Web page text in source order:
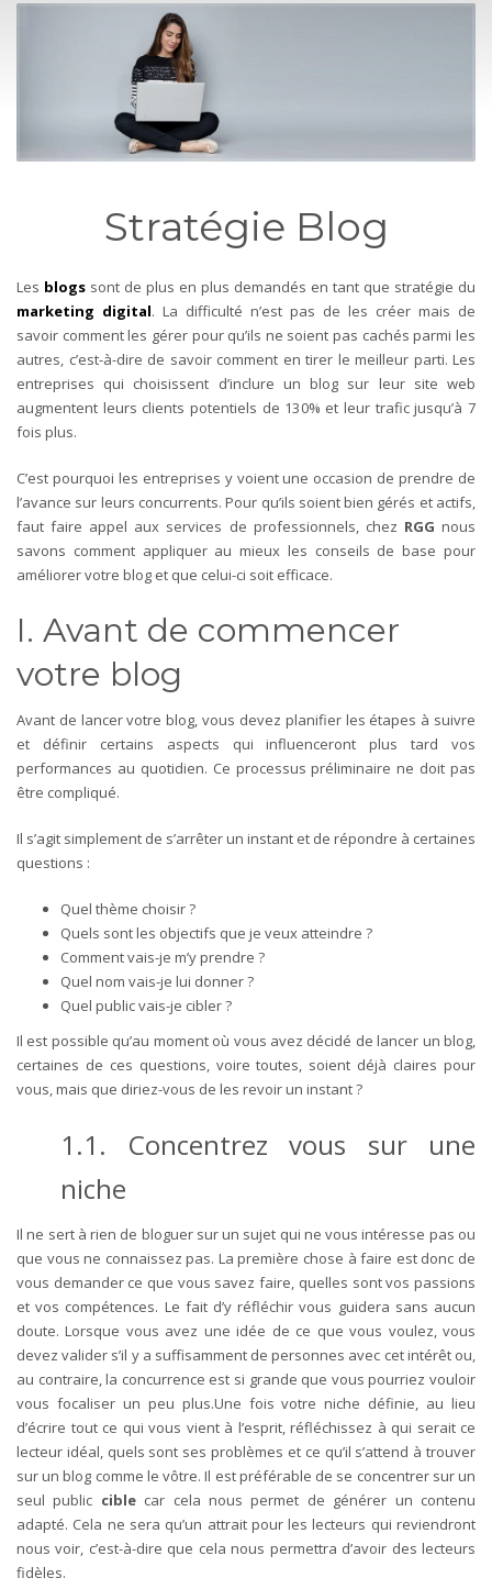
Stratégie Blog
Les blogs sont de plus en plus demandés en tant que stratégie du
marketing digital. La difficulté n’est pas de les créer mais de
savoir comment les gérer pour qu’ils ne soient pas cachés parmi les
autres, c’est-à-dire de savoir comment en tirer le meilleur parti. Les
entreprises qui choisissent d’inclure un blog sur leur site web
augmentent leurs clients potentiels de 130% et leur trafic jusqu’à 7
fois plus.
C’est pourquoi les entreprises y voient une occasion de prendre de
l’avance sur leurs concurrents. Pour qu’ils soient bien gérés et actifs,
faut faire appel aux services de professionnels, chez RGG nous
savons comment appliquer au mieux les conseils de base pour
améliorer votre blog et que celui-ci soit efficace.
I. Avant de commencer
votre blog
Avant de lancer votre blog, vous devez planifier les étapes à suivre
et définir certains aspects qui influenceront plus tard vos
performances au quotidien. Ce processus préliminaire ne doit pas
être compliqué.
Il s’agit simplement de s’arrêter un instant et de répondre à certaines
questions :
Quel thème choisir ?
Quels sont les objectifs que je veux atteindre ?
Comment vais-je m’y prendre ?
Quel nom vais-je lui donner ?
Quel public vais-je cibler ?
Il est possible qu’au moment où vous avez décidé de lancer un blog,
certaines de ces questions, voire toutes, soient déjà claires pour
vous, mais que diriez-vous de les revoir un instant ?
1.1. Concentrez vous sur une
niche
Il ne sert à rien de bloguer sur un sujet qui ne vous intéresse pas ou
que vous ne connaissez pas. La première chose à faire est donc de
vous demander ce que vous savez faire, quelles sont vos passions
et vos compétences. Le fait d’y réfléchir vous guidera sans aucun
doute. Lorsque vous avez une idée de ce que vous voulez, vous
devez valider s’il y a suffisamment de personnes avec cet intérêt ou,
au contraire, la concurrence est si grande que vous pourriez vouloir
vous focaliser un peu plus.Une fois votre niche définie, au lieu
d’écrire tout ce qui vous vient à l’esprit, réfléchissez à qui serait ce
lecteur idéal, quels sont ses problèmes et ce qu’il s’attend à trouver
sur un blog comme le vôtre. Il est préférable de se concentrer sur un
seul public ciblecar cela nous permet de générer un contenu
adapté. Cela ne sera qu’un attrait pour les lecteurs qui reviendront
nous voir, c’est-à-dire que cela nous permettra d’avoir des lecteurs
fidèles.